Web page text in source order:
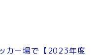
カー場で【2023年度